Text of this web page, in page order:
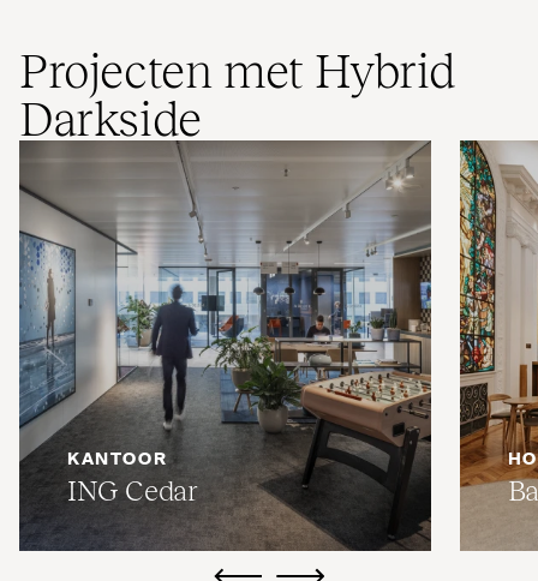
Projecten met Hybrid
Darkside
KANTOOR
INGCedar
ui.previousui.next